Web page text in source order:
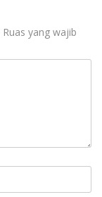
Ruas yang wajib